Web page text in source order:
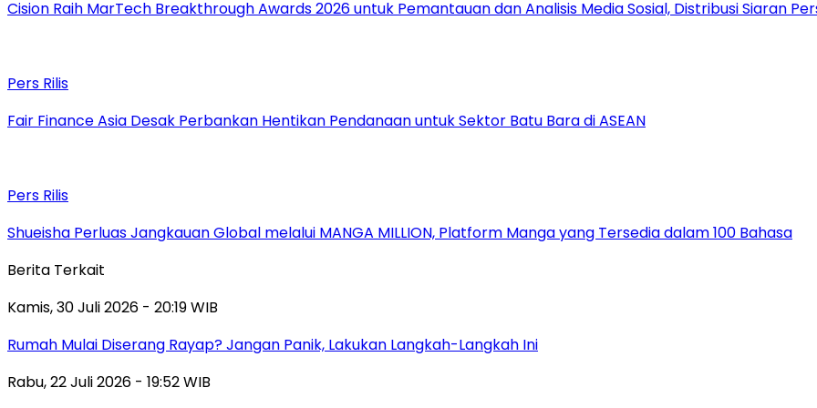
Cision Raih MarTech Breakthrough Awards 2026 untuk Pemantauan dan Analisis Media Sosial, Distribusi Siaran
Pers Rilis
Fair Finance Asia Desak Perbankan Hentikan Pendanaan untuk Sektor Batu Bara di ASEAN
Pers Rilis
Shueisha Perluas Jangkauan Global melalui MANGA MILLION, Platform Manga yang Tersedia dalam 100 Bahasa
Berita Terkait
Kamis, 30 Juli 2026 - 20:19 WIB
Rumah Mulai Diserang Rayap? Jangan Panik, Lakukan Langkah-Langkah Ini
Rabu, 22 Juli 2026 - 19:52 WIB